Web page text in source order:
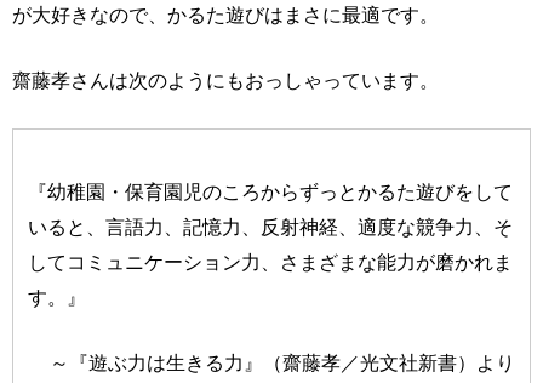
が大好きなので、かるた遊びはまさに最適です。
齋藤孝さんは次のようにもおっしゃっています。
『幼稚園・保育園児のころからずっとかるた遊びをして
いると、言語力、記憶力、反射神経、適度な競争力、そ
してコミュニケーション力、さまざまな能力が磨かれま
す。』
～『遊ぶ力は生きる力』（齋藤孝／光文社新書）より